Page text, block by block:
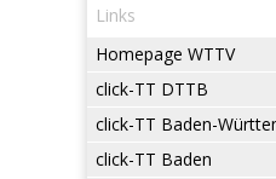
Links
Homepage WTTV
click-TT DTTB
click-TT Baden-
click-TT Baden